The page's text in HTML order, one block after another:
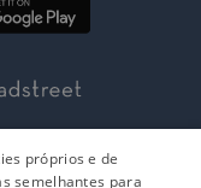
próprios e de
semelhantes para